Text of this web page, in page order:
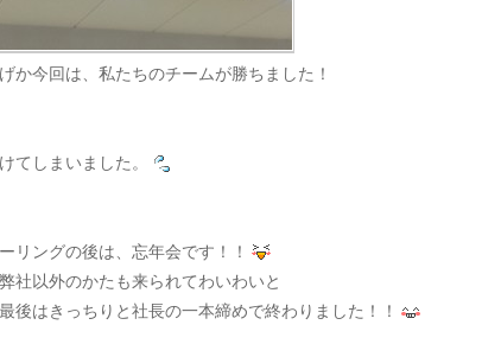
か今回は、私たちのチームが勝ちました！
てしまいました。
リングの後は、忘年会です！！
社以外のかたも来られてわいわいと
後はきっちりと社長の一本締めで終わりました！！